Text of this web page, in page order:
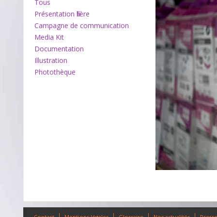
Tous
Présentation filière
Campagne de communication
Media Kit
Documentation
Illustration
Photothèque